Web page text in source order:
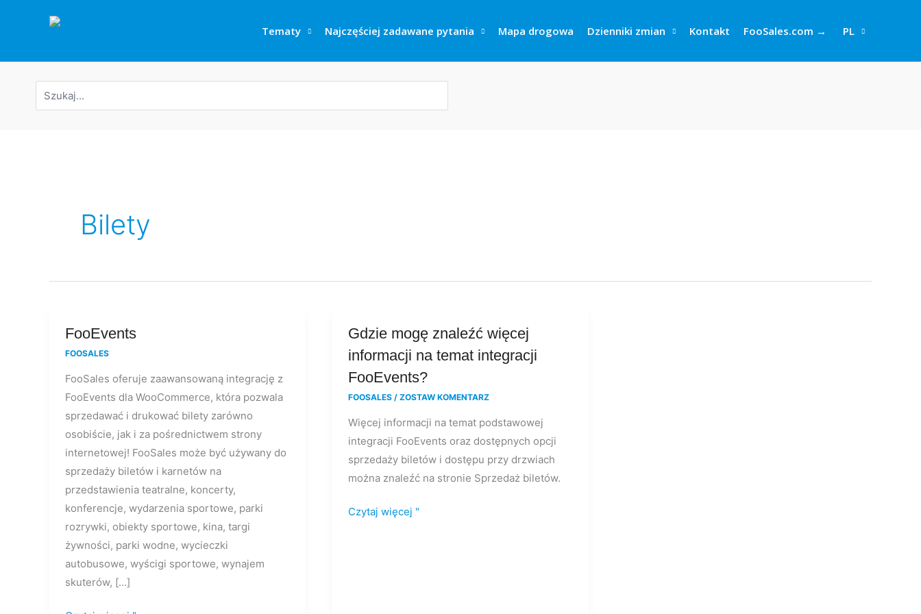
Tematy Najczęściej zadawane pytania Mapa drogowa Dzienniki zmian Kontakt FooSales.com → PL
Bilety
FooEvents
FOOSALES
FooSales oferuje zaawansowaną integrację z
FooEvents dla WooCommerce, która pozwala
sprzedawać i drukować bilety zarówno
osobiście, jak i za pośrednictwem strony
internetowej! FooSales może być używany do
sprzedaży biletów i karnetów na
przedstawienia teatralne, koncerty,
konferencje, wydarzenia sportowe, parki
rozrywki, obiekty sportowe, kina, targi
żywności, parki wodne, wycieczki
autobusowe, wyścigi sportowe, wynajem
skuterów, [...]
FooEvents
Gdzie mogę znaleźć więcej
informacji na temat integracji
FooEvents?
FOOSALES / ZOSTAW KOMENTARZ
Więcej informacji na temat podstawowej
integracji FooEvents oraz dostępnych opcji
sprzedaży biletów i dostępu przy drzwiach
można znaleźć na stronie Sprzedaż biletów.
Gdzie
mogę
więcej
informacji
na
temat
integracji
FooEvents?
Czytaj więcej "